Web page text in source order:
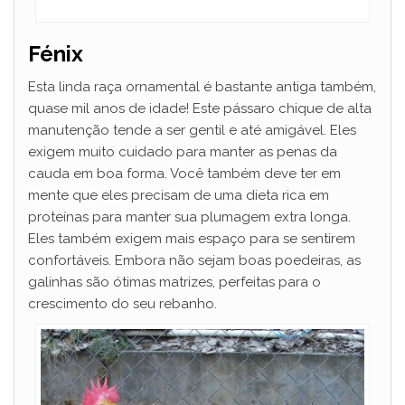
Fénix
Esta linda raça ornamental é bastante antiga também,
quase mil anos de idade! Este pássaro chique de alta
manutenção tende a ser gentil e até amigável. Eles
exigem muito cuidado para manter as penas da
cauda em boa forma. Você também deve ter em
mente que eles precisam de uma dieta rica em
proteínas para manter sua plumagem extra longa.
Eles também exigem mais espaço para se sentirem
confortáveis. Embora não sejam boas poedeiras, as
galinhas são ótimas matrizes, perfeitas para o
crescimento do seu rebanho.